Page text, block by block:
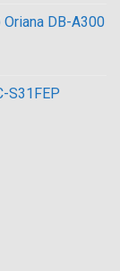
₫.
DB-A300
S31FEP